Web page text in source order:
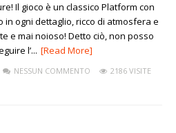
Il gioco è un classico Platform con
in ogni dettaglio, ricco di atmosfera e
e mai noioso! Detto ciò, non posso
l’... [Read More]
NESSUN COMMENTO 2186 VISITE